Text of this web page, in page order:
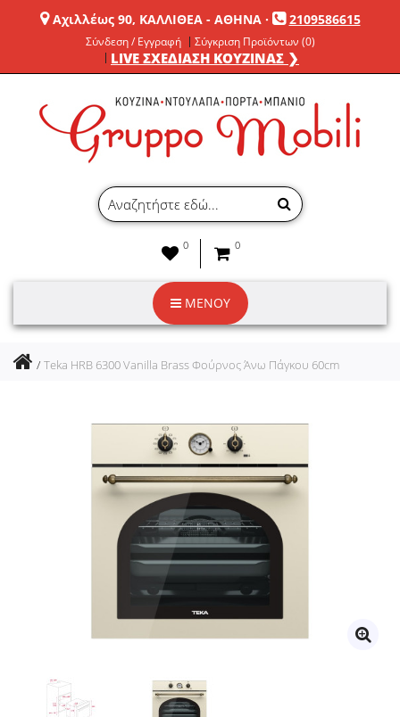
Αχιλλέως 90, ΚΑΛΛΙΘΕΑ - ΑΘΗΝΑ· 2109586615
Σύνδεση / Εγγραφή Σύγκριση Προϊόντων (0)
LIVE ΣΧΕΔΙΑΣΗ ΚΟΥΖΙΝΑΣ ❯
0 0
ΜΕΝΟΥ
Teka HRB 6300 Vanilla Brass Φούρνος Άνω Πάγκου 60cm